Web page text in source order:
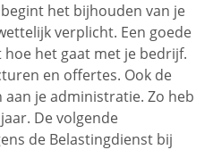
het bijhouden van je
verplicht. Een goede
het gaat met je bedrijf.
en offertes. Ook de
je administratie. Zo heb
De volgende
de Belastingdienst bij